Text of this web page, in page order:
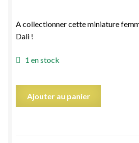
A collectionner cette miniature
Dali !
1 en stock
Ajouter au panier